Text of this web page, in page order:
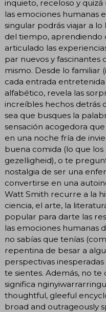
inquieto, receloso y
las emociones humanas
singular podrás viajar a
del tiempo, aprendiendo
articulado las
par nuevos y fascinantes
mismo. Desde lo familiar
cada entrada
alfabético, revela las
increíbles hechos detrás
sea que busques la
sensación acogedora
en una noche fría de
buena comida (lo que
gezelligheid), o te
nostalgia de ser una
convertirse en una
Watt Smith recurre a la
ciencia, el arte, la
popular para darte las
las emociones humanas
no sabías que tenías
repentina de besar a
perspectivas
te sientes. Además, no
significa
thoughtful, gleeful
broad and outrageously